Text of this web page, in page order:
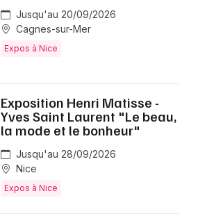
Jusqu'au 20/09/2026
Cagnes-sur-Mer
Expos à Nice
Exposition Henri Matisse -
Yves Saint Laurent "Le beau,
la mode et le bonheur"
Jusqu'au 28/09/2026
Nice
Expos à Nice